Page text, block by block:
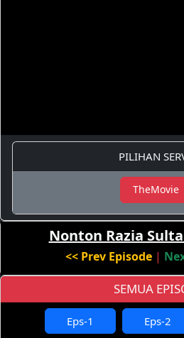
PILIHAN
TheMovie
Nonton Razia
<< Prev Episode |
SEMUA
Eps-1 Eps-2